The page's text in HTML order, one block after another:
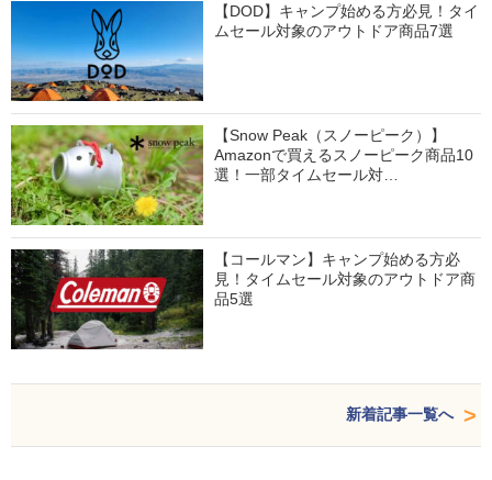
【DOD】キャンプ始める方必見！タイ
ムセール対象のアウトドア商品7選
【Snow Peak（スノーピーク）】
Amazonで買えるスノーピーク商品10
選！一部タイムセール対…
【コールマン】キャンプ始める方必
見！タイムセール対象のアウトドア商
品5選
新着記事一覧へ